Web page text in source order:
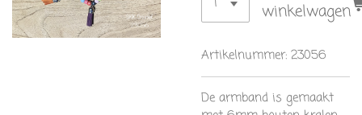
winkelwagen
Artikelnummer: 23056
De armband is gemaakt